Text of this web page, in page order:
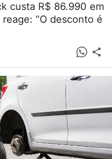
custa R$ 86.990 em
“O desconto é